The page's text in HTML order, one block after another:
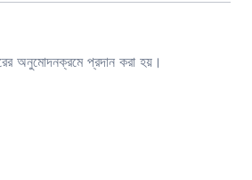
অনুমোদনক্রমে প্রদান করা হয়।